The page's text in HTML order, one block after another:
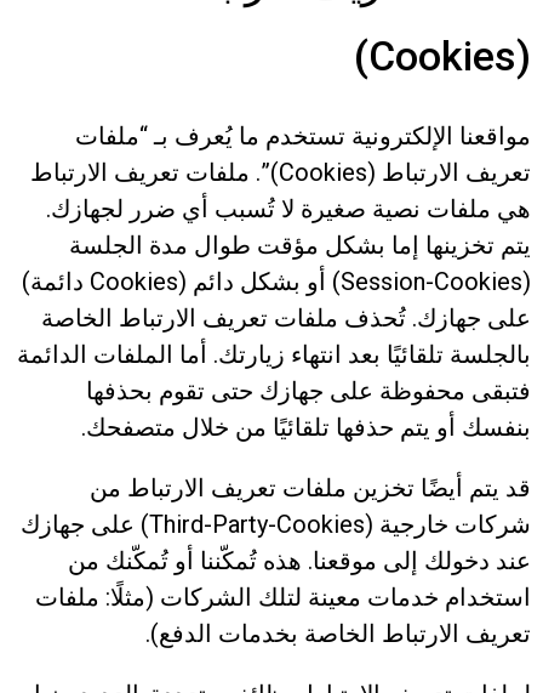
(Cookies)
مواقعنا الإلكترونية تستخدم ما يُعرف بـ “ملفات
تعريف الارتباط (Cookies)”. ملفات تعريف الارتباط
هي ملفات نصية صغيرة لا تُسبب أي ضرر لجهازك.
يتم تخزينها إما بشكل مؤقت طوال مدة الجلسة
(Session-Cookies) أو بشكل دائم (Cookies دائمة)
على جهازك. تُحذف ملفات تعريف الارتباط الخاصة
بالجلسة تلقائيًا بعد انتهاء زيارتك. أما الملفات الدائمة
فتبقى محفوظة على جهازك حتى تقوم بحذفها
بنفسك أو يتم حذفها تلقائيًا من خلال متصفحك.
قد يتم أيضًا تخزين ملفات تعريف الارتباط من
شركات خارجية (Third-Party-Cookies) على جهازك
عند دخولك إلى موقعنا. هذه تُمكّننا أو تُمكّنك من
استخدام خدمات معينة لتلك الشركات (مثلًا: ملفات
تعريف الارتباط الخاصة بخدمات الدفع).